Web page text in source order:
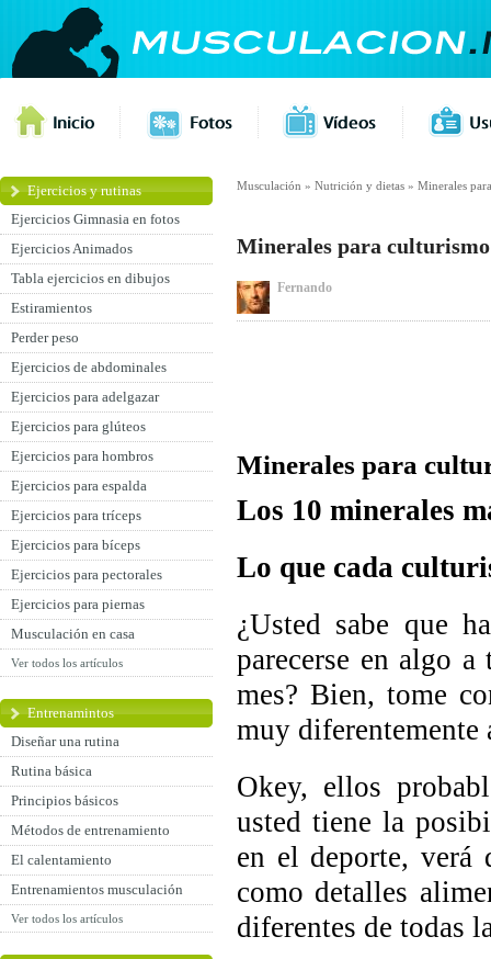
Ejercicios y rutinas
Ejercicios Gimnasia en fotos
Ejercicios Animados
Tabla ejercicios en dibujos
Estiramientos
Perder peso
Ejercicios de abdominales
Ejercicios para adelgazar
Ejercicios para glúteos
Ejercicios para hombros
Ejercicios para espalda
Ejercicios para tríceps
Ejercicios para bíceps
Ejercicios para pectorales
Ejercicios para piernas
Musculación en casa
Ver todos los artículos
Entrenamintos
Diseñar una rutina
Rutina básica
Principios básicos
Métodos de entrenamiento
El calentamiento
Entrenamientos musculación
Ver todos los artículos
Musculación » Nutrición y dietas » Minerales
Minerales para
Fernando
Minerales para
Los 10 minerales
Lo que cada
¿Usted sabe que
parecerse en algo
mes? Bien, tome
muy diferentemente
Okey, ellos
usted tiene la
en el deporte, verá
como detalles
diferentes de todas